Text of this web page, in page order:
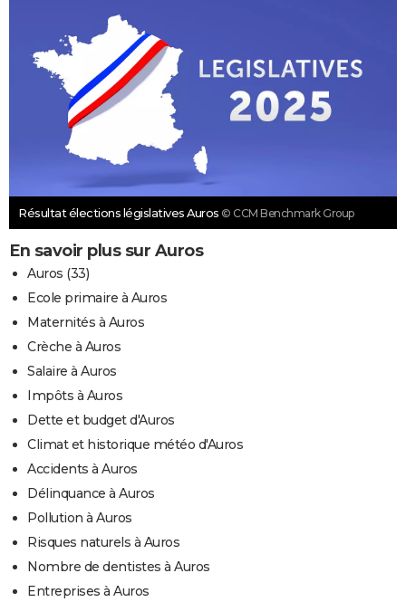
Résultat élections législatives Auros © CCM Benchmark Group
En savoir plus sur Auros
Auros (33)
Ecole primaire à Auros
Maternités à Auros
Crèche à Auros
Salaire à Auros
Impôts à Auros
Dette et budget d'Auros
Climat et historique météo d'Auros
Accidents à Auros
Délinquance à Auros
Pollution à Auros
Risques naturels à Auros
Nombre de dentistes à Auros
Entreprises à Auros